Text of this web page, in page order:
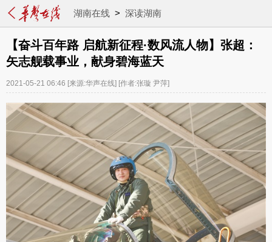
湖南在线> 深读湖南
【奋斗百年路 启航新征程·数风流人物】张超：
矢志舰载事业，献身碧海蓝天
2021-05-21 06:46 [来源:华声在线] [作者:张璇 尹萍]